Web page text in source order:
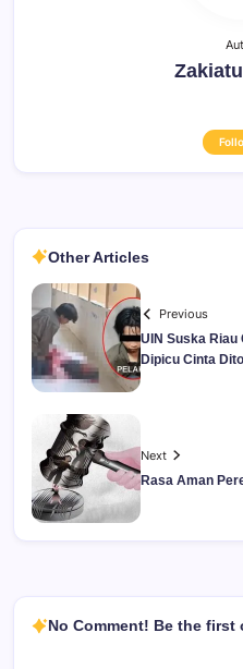
Other Articles
Previous
UIN Suska Riau
Dipicu Cinta
Next
Rasa Aman
No Comment! Be the first